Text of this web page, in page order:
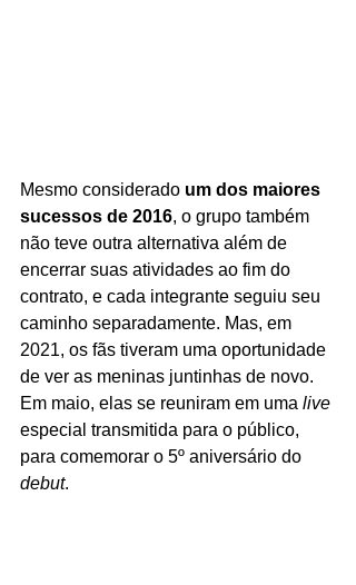
Mesmo considerado um dos maiores
sucessos de 2016, o grupo também
não teve outra alternativa além de
encerrar suas atividades ao fim do
contrato, e cada integrante seguiu seu
caminho separadamente. Mas, em
2021, os fãs tiveram uma oportunidade
de ver as meninas juntinhas de novo.
Em maio, elas se reuniram em uma live
especial transmitida para o público,
para comemorar o 5º aniversário do
debut.